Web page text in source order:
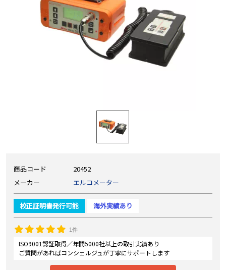
商品コード
20452
メーカー
エルコメーター
校正証明書発行可能 海外実績あり
1件
ISO9001認証取得／年間5000社以上の取引実績あり
ご質問があればコンシェルジュが丁寧にサポートします